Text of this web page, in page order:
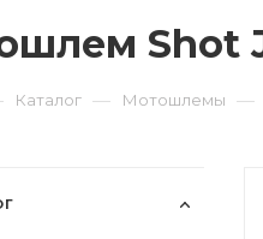
Shot
Каталог — Мотошлемы —